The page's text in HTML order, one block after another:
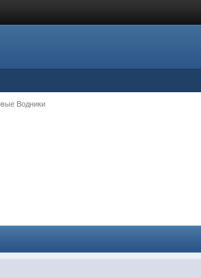
Водники